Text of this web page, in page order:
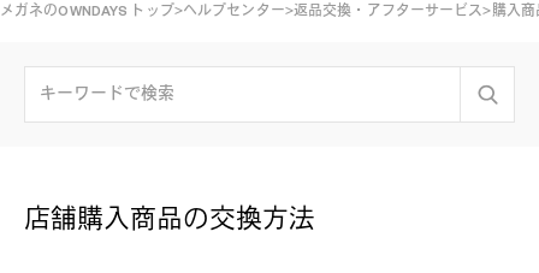
メガネのOWNDAYS トップ ヘルプセンター 返品交換・アフターサービス 購入商
店舗購入商品の交換方法